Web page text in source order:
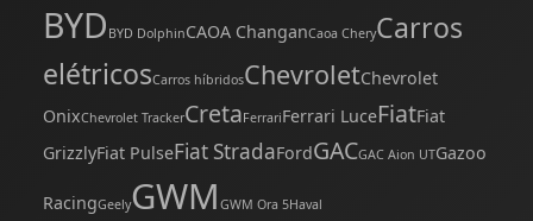
BYD BYD DolphinCAOA ChanganCaoa CheryCarros
elétricosCarros híbridosChevroletChevrolet
OnixChevrolet TrackerCretaFerrariFerrari LuceFiatFiat
GrizzlyFiat PulseFiat StradaFordGACGAC Aion UTGazoo
RacingGeelyGWM GWM Ora 5Haval